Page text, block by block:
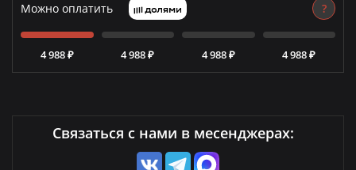
Можно оплатить ?
4 988 ₽ 4 988 ₽ 4 988 ₽ 4 988 ₽
Связаться с нами в месенджерах: